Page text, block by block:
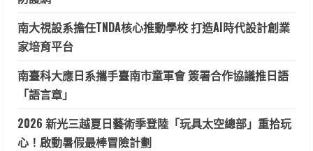
南大視設系擔任TNDA核心推動學校 打造AI時代設計創業
家培育平台
南臺科大應日系攜手臺南市童軍會 簽署合作協議推日語
「語言章」
2026 新光三越夏日藝術季登陸「玩具太空總部」重拾玩
心！啟動暑假最棒冒險計劃